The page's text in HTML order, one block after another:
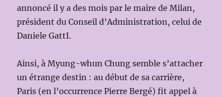
annoncé il y a des mois par le maire de Milan,
président du Conseil d’Administration, celui de
Daniele GattI.
Ainsi, à Myung-whun Chung semble s’attacher
un étrange destin : au début de sa carrière,
Paris (en l’occurrence Pierre Bergé) fit appel à